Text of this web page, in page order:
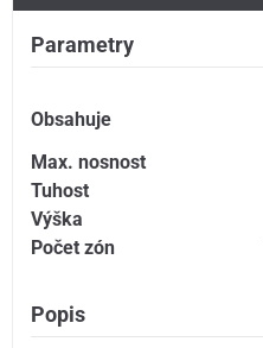
Parametry
Obsahuje
Max. nosnost
Tuhost
Výška
Počet zón
Popis